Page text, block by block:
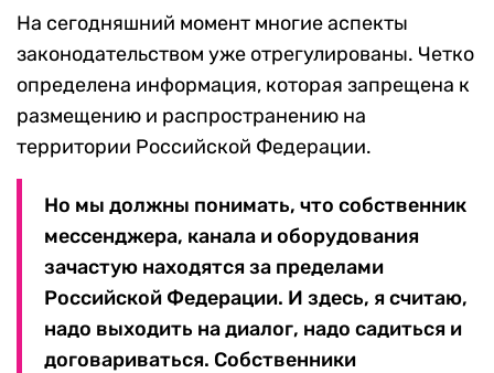
На сегодняшний момент многие аспекты
законодательством уже отрегулированы. Четко
определена информация, которая запрещена к
размещению и распространению на
территории Российской Федерации.
Но мы должны понимать, что собственник
мессенджера, канала и оборудования
зачастую находятся за пределами
Российской Федерации. И здесь, я считаю,
надо выходить на диалог, надо садиться и
договариваться. Собственники